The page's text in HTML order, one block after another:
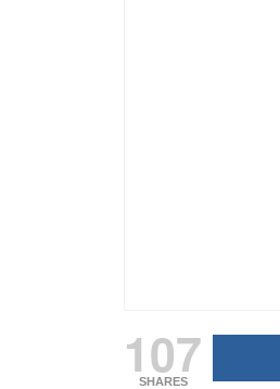
107
SHARES